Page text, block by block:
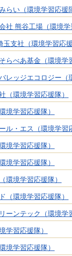
らい（環境学習応援
社 熊谷工場（環境学
支社（環境学習応援
らべあ基金（環境学
レッジエコロジー（
（環境学習応援隊）
境学習応援隊）
ル・エス（環境学習
境学習応援隊）
境学習応援隊）
環境学習応援隊）
（環境学習応援隊）
ーンテック（環境学
学習応援隊）
境学習応援隊）